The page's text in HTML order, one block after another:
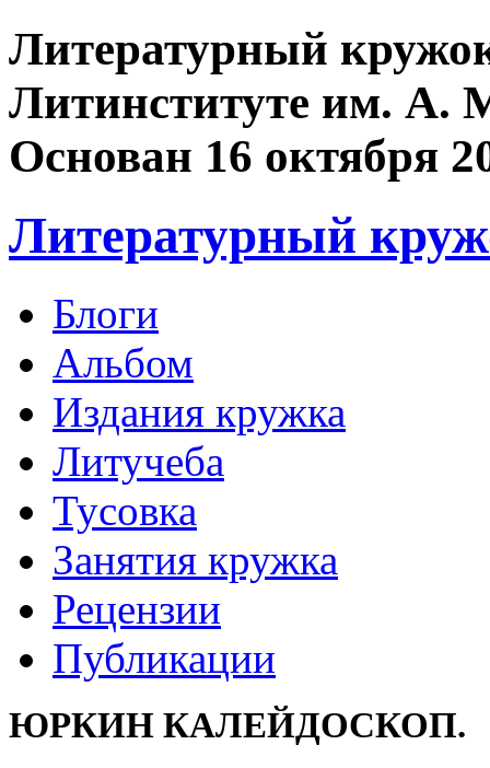
Литературный
Литинституте им. А.
Основан 16 октября
Литературный
Блоги
Альбом
Издания кружка
Литучеба
Тусовка
Занятия кружка
Рецензии
Публикации
ЮРКИН КАЛЕЙДОСКОП.